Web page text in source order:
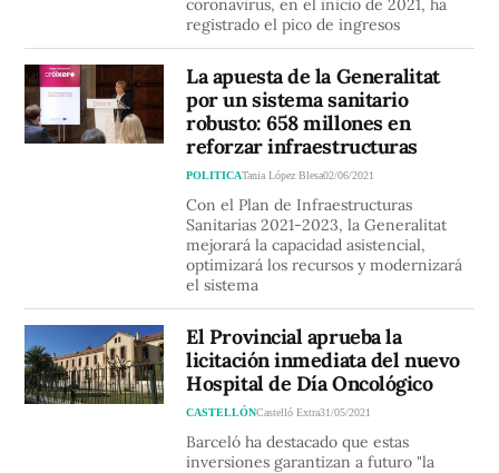
coronavirus, en el inicio de 2021, ha
registrado el pico de ingresos
La apuesta de la Generalitat
por un sistema sanitario
robusto: 658 millones en
reforzar infraestructuras
POLITICATania López Blesa02/06/2021
Con el Plan de Infraestructuras
Sanitarias 2021-2023, la Generalitat
mejorará la capacidad asistencial,
optimizará los recursos y modernizará
el sistema
El Provincial aprueba la
licitación inmediata del nuevo
Hospital de Día Oncológico
CASTELLÓNCastelló Extra31/05/2021
Barceló ha destacado que estas
inversiones garantizan a futuro "la